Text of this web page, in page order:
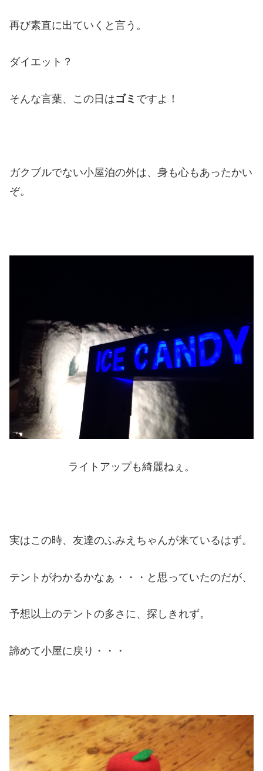
再び素直に出ていくと言う。
ダイエット？
そんな言葉、この日はゴミ ですよ！
ガクブルでない小屋泊の外は、身も心もあったかい
ぞ。
ライトアップも綺麗ねぇ。
実はこの時、友達のふみえちゃんが来ているはず。
テントがわかるかなぁ・・・と思っていたのだが、
予想以上のテントの多さに、探しきれず。
諦めて小屋に戻り・・・